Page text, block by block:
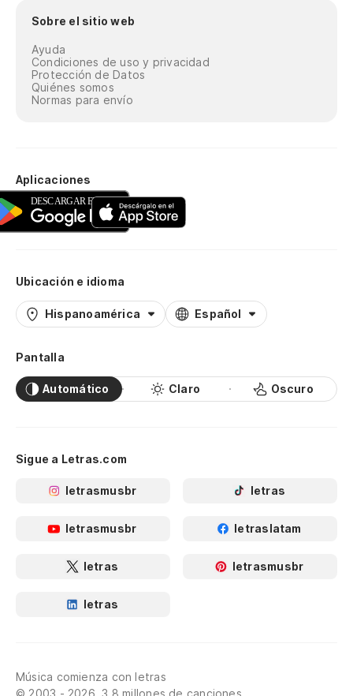
Sobre el sitio web
Ayuda
Condiciones de uso y privacidad
Protección de Datos
Quiénes somos
Normas para envío
Aplicaciones
Ubicación e idioma
Hispanoamérica Español
Pantalla
Automático Claro Oscuro
Sigue a Letras.com
letrasmusbr letras
letrasmusbr letraslatam
letras letrasmusbr
letras
Música comienza con letras
© 2003 - 2026, 3.8 millones de canciones